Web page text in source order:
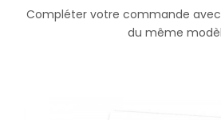
Compléter votre commande
du même